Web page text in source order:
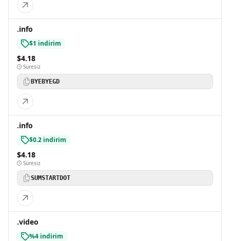
.info
$1 indirim
$4.18
Süresiz
BYEBYEGD
.info
$0.2 indirim
$4.18
Süresiz
SUMSTARTDOT
.video
%4 indirim